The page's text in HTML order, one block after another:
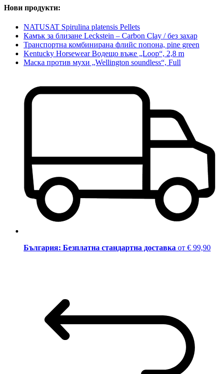
Нови продукти:
NATUSAT Spirulina platensis Pellets
Камък за близане Leckstein – Carbon Clay / без захар
Транспортна комбинирана флийс попона, pine green
Kentucky Horsewear Водещо въже „Loop“, 2,8 m
Маска против мухи „Wellington soundless“, Full
България: Безплатна стандартна доставка от € 99,90